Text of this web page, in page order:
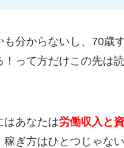
も分からないし、70歳
！って方だけこの先は
はあなたは労働収入と
稼ぎ方はひとつじゃな